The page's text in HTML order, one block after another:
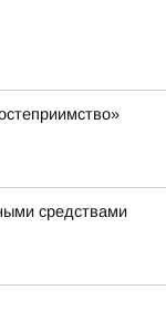
средствами